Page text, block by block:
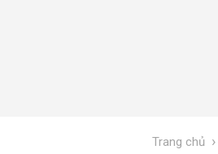
Trang chủ ›